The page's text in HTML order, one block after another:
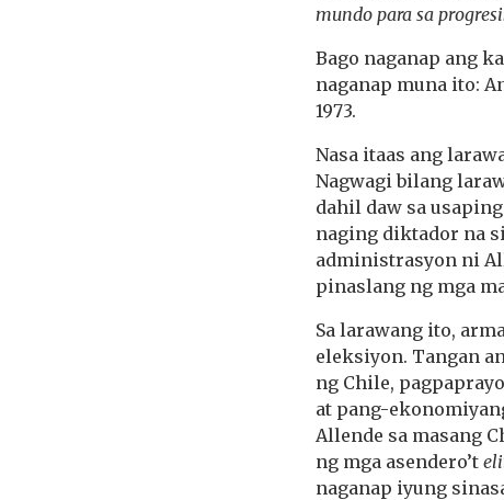
mundo para sa
Bago naganap ang
naganap muna ito:
1973.
Nasa itaas ang
Nagwagi bilang
dahil daw sa
naging diktador na
administrasyon ni
pinaslang ng mga
Sa larawang ito,
eleksiyon. Tangan
ng Chile,
at pang-
Allende sa masang
ng mga asendero’t
naganap iyung